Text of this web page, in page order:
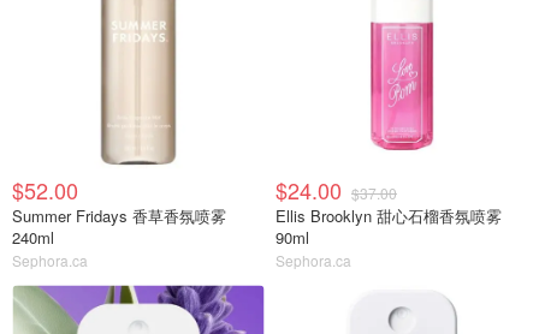
$52.00
Summer Fridays 香草香氛喷雾
240ml
Sephora.ca
$24.00 $37.00
Ellis Brooklyn 甜心石榴香氛喷雾
90ml
Sephora.ca